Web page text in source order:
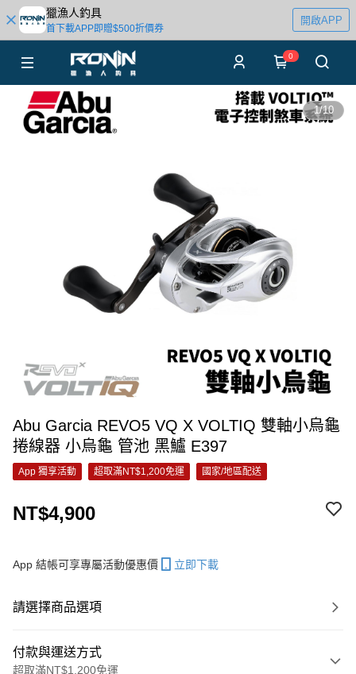
獵漁人釣具
首下載APP即贈$500折價券
開啟APP
0
1/10
Abu Garcia REVO5 VQ X VOLTIQ 雙軸小烏龜
捲線器 小烏龜 管池 黑鱸 E397
App 獨享活動 超取滿NT$1,200免運 國家/地區配送
NT$4,900
App 結帳可享專屬活動優惠價 立即下載
請選擇商品選項
付款與運送方式
超取滿NT$1,200免運